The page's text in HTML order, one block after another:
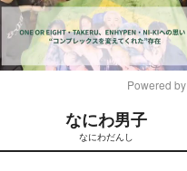
Powered by
なにわ男子
なにわだんし